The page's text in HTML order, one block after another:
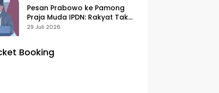
Pesan Prabowo ke Pamong
Praja Muda IPDN: Rakyat Tak
Butuh Birokrasi Berbelit
29 Juli 2026
Booking